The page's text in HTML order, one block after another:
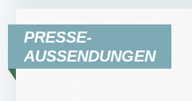
PRESSE-
AUSSENDUNGEN